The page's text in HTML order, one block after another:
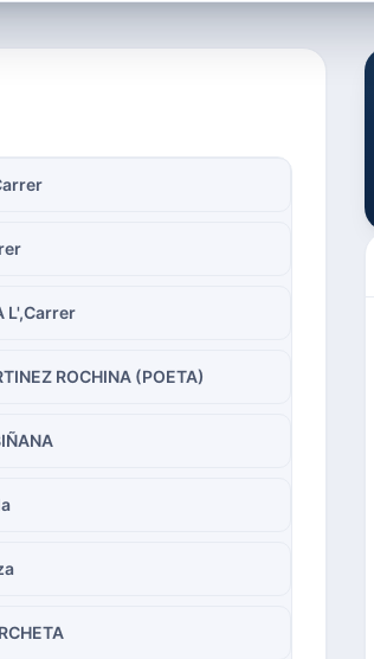
L',Carrer
ROCHINA (POETA)